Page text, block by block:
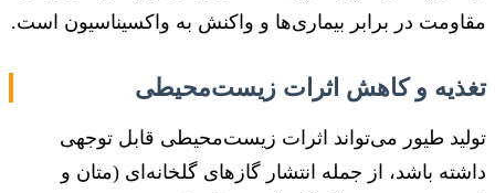
مقاومت در برابر بیماری‌ها و واکنش به واکسیناسیون است.
تغذیه و کاهش اثرات زیست‌محیطی
تولید طیور می‌تواند اثرات زیست‌محیطی قابل توجهی
داشته باشد، از جمله انتشار گازهای گلخانه‌ای (متان و